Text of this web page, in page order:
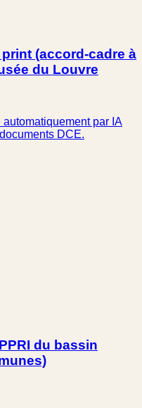
(accord-cadre à
du Louvre
automatiquement par IA
DCE.
du bassin